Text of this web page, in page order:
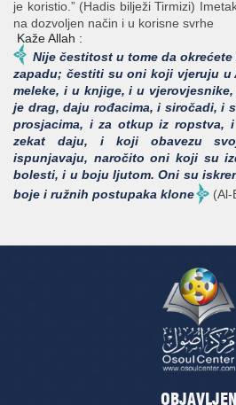
je koristio.” (Hadis bilježi Tirmizi)
na dozvoljen način i u korisne svrhe
Kaže Allah :
Nije čestitost u tome da
zapadu; čestiti su oni koji vjeruju
meleke, i u knjige, i u
je drag, daju rođacima, i siročadi, i
prosjacima, i za otkup iz ropstva,
zekat daju, i koji obavezu
ispunjavaju, naročito oni koji su
bolesti, i u boju ljutom. Oni su
boje i ružnih postupaka klone
(Al-
OBJAVLJEN